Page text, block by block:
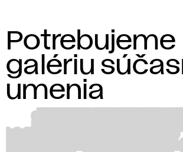
Potrebujeme
galériu
umenia